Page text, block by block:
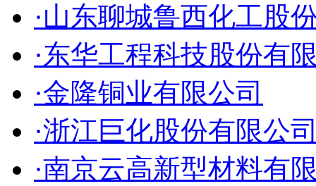
·山东聊城鲁西化工股
·东华工程科技股份有
·金隆铜业有限公司
·浙江巨化股份有限公
·南京云高新型材料有